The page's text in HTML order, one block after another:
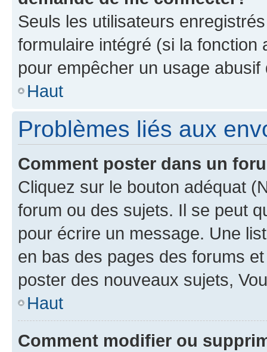
Seuls les utilisateurs
formulaire intégré (si la fonction
pour empêcher un usage
Haut
Problèmes liés aux
Comment poster dans un
Cliquez sur le bouton adéquat
forum ou des sujets. Il se peut
pour écrire un message. Une
en bas des pages des forums
poster des nouveaux sujets,
Haut
Comment modifier ou